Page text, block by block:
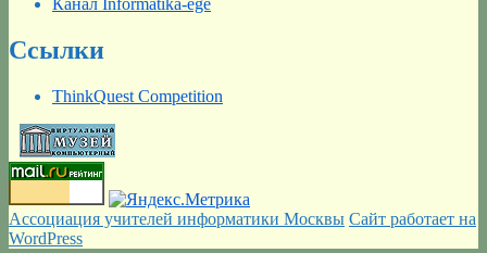
Канал Informatika-ege
Ссылки
ThinkQuest Competition
Ассоциация учителей информатики Москвы Сайт работает на
WordPress